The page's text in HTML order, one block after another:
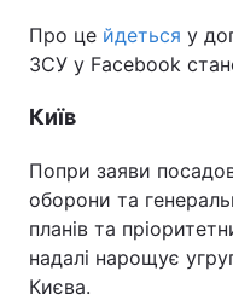
Про це йдеться у
ЗСУ у Facebook
Київ
Попри заяви
оборони та
планів та
надалі нарощує
Києва.